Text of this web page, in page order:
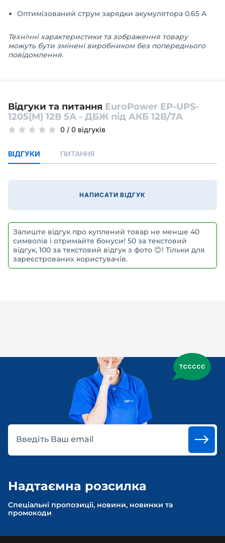
Оптимізований струм зарядки акумулятора 0.65 А
Технічні характеристики та зображення товару
можуть бути змінені виробником без попереднього
повідомлення.
Відгуки та питання EuroPower EP-UPS-
1205(M) 12В 5А - ДБЖ під АКБ 12В/7A
0 / 0 відгуків
ВІДГУКИ ПИТАННЯ
НАПИСАТИ ВІДГУК
Залиште відгук про куплений товар не менше 40
символів і отримайте бонуси! 50 за текстовий
відгук, 100 за текстовий відгук з фото 😊! Тільки для
зареєстрованих користувачів.
Введіть Ваш email
Надтаємна розсилка
Спеціальні пропозиції, новини, новинки та
промокоди